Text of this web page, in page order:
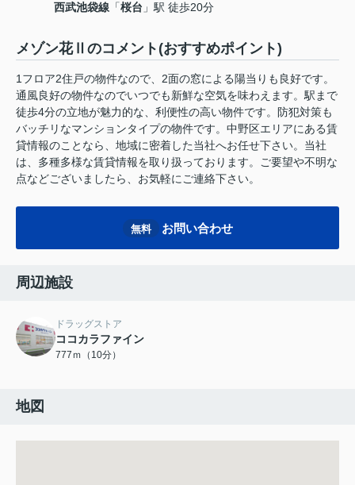
西武池袋線 「桜台 」駅 徒歩20分
メゾン花Ⅱのコメント(おすすめポイント)
1フロア2住戸の物件なので、2面の窓による陽当りも良好です。
通風良好の物件なのでいつでも新鮮な空気を味わえます。駅まで
徒歩4分の立地が魅力的な、利便性の高い物件です。防犯対策も
バッチリなマンションタイプの物件です。中野区エリアにある賃
貸情報のことなら、地域に密着した当社へお任せ下さい。当社
は、多種多様な賃貸情報を取り扱っております。ご要望や不明な
点などございましたら、お気軽にご連絡下さい。
無料 お問い合わせ
周辺施設
ドラッグストア
ココカラファイン
777ｍ（10分）
地図